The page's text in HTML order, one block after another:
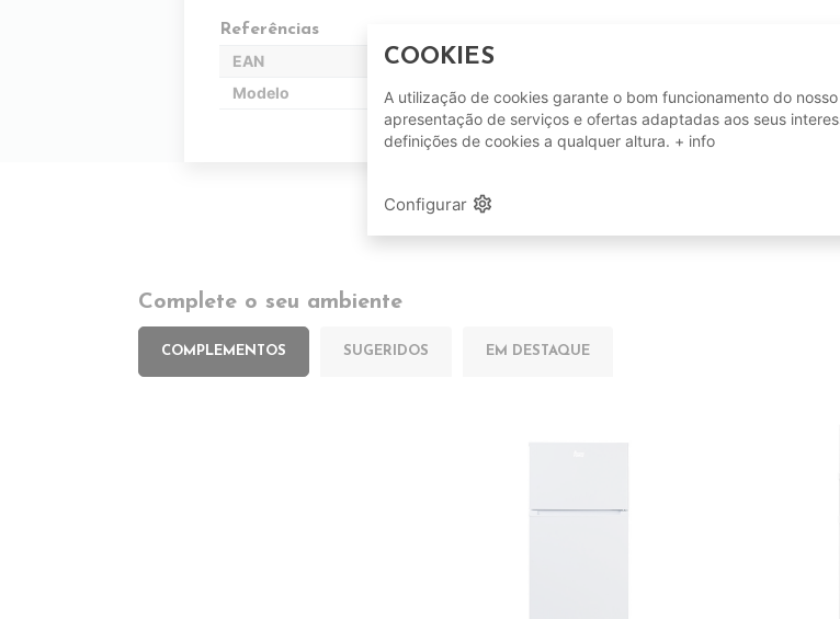
Referências
EAN
Modelo
ANNI 50
Complete o seu ambiente
COMPLEMENTOS SUGERIDOS EM DESTAQUE
COOKIES
A utilização de cookies garante o bom funcionamento do
apresentação de serviços e ofertas adaptadas aos seus
definições de cookies a qualquer altura. + info
Configurar settings